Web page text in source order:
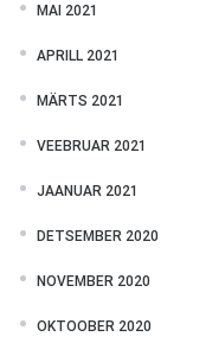
MAI 2021
APRILL 2021
MÄRTS 2021
VEEBRUAR 2021
JAANUAR 2021
DETSEMBER 2020
NOVEMBER 2020
OKTOOBER 2020